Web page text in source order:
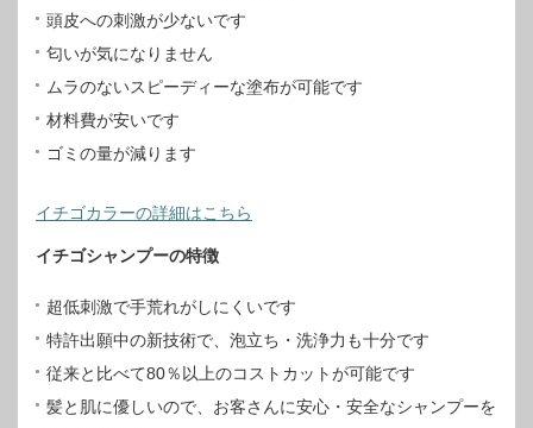
頭皮への刺激が少ないです
匂いが気になりません
ムラのないスピーディーな塗布が可能です
材料費が安いです
ゴミの量が減ります
イチゴカラーの詳細はこちら
イチゴシャンプーの特徴
超低刺激で手荒れがしにくいです
特許出願中の新技術で、泡立ち・洗浄力も十分です
従来と比べて80％以上のコストカットが可能です
髪と肌に優しいので、お客さんに安心・安全なシャンプーを